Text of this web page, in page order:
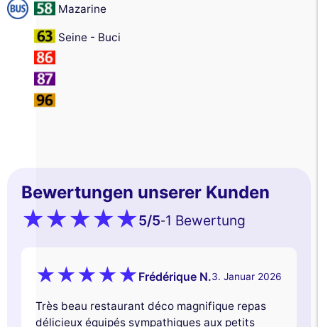
Mazarine
Seine - Buci
Bewertungen unserer Kunden
5/5-1 Bewertung
Frédérique N.3. Januar 2026
Très beau restaurant déco magnifique repas
délicieux équipés sympathiques aux petits